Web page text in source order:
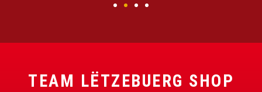
TEAM LËTZEBUERG SHOP